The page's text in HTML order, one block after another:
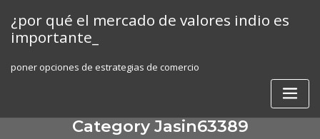
content
¿por qué el mercado de valores indio es
importante_
poner opciones de estrategias de comercio
Category Jasin63389